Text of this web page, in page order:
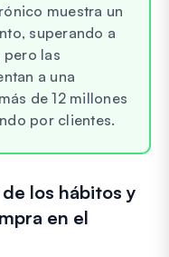
muestra un
superando a
pero las
a una
de 12 millones
por clientes.
los hábitos y
en el